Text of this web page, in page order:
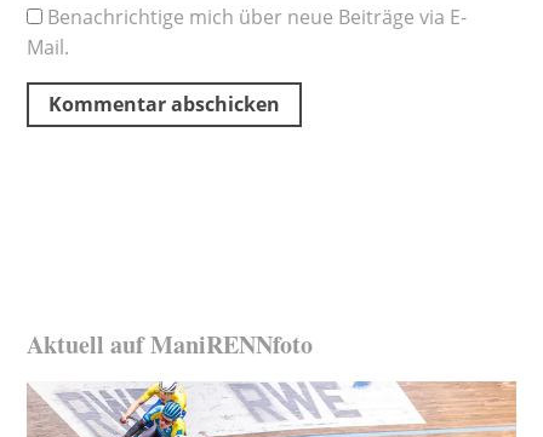
Benachrichtige mich über neue Beiträge via E-
Mail.
Aktuell auf ManiRENNfoto